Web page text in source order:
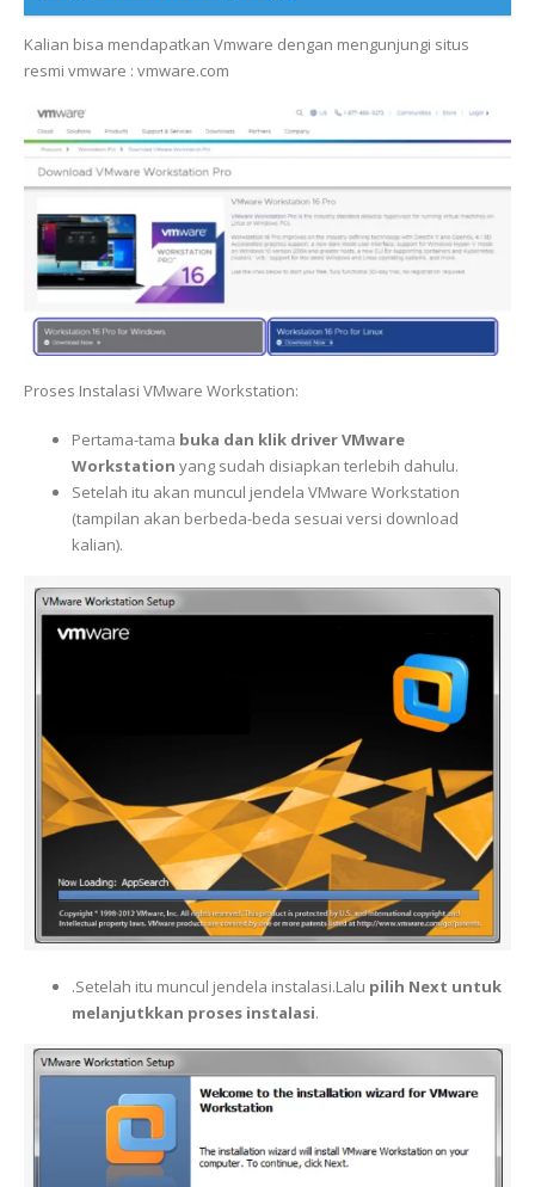
Kalian bisa mendapatkan Vmware dengan mengunjungi situs
resmi vmware : vmware.com
Proses Instalasi VMware Workstation:
Pertama-tama buka dan klik driver VMware
Workstation yang sudah disiapkan terlebih dahulu.
Setelah itu akan muncul jendela VMware Workstation
(tampilan akan berbeda-beda sesuai versi download
kalian).
.Setelah itu muncul jendela instalasi.Lalu pilih Next untuk
melanjutkkan proses instalasi.